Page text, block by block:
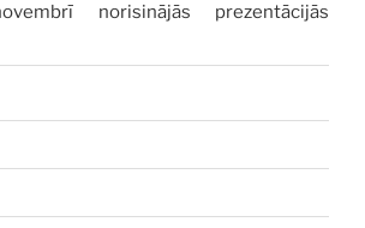
norisinājās prezentācijās